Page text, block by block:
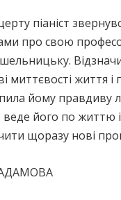
піаніст
про свою
миттєвості життя і
йому правдиву
його по життю
щоразу нові